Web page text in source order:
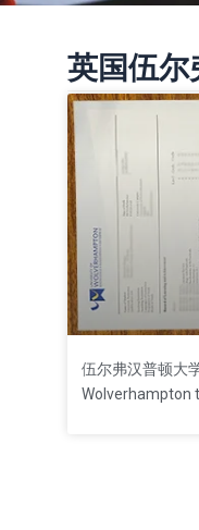
英国伍尔
伍尔弗汉普顿大
Wolverhampton